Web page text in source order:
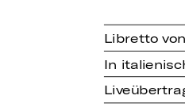
Libretto
In